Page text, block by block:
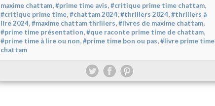
maxime chattam,#prime time avis,#critique prime time chattam,
#critique prime time,#chattam 2024,#thrillers 2024,#thrillers à
lire 2024,#maxime chattam thrillers,#livres de maxime chattam,
#prime time présentation,#que raconte prime time de chattam,
#prime time à lire ou non,#prime time bon ou pas,#livre prime time
chattam